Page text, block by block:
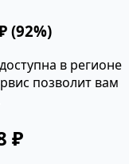
(92%)
в регионе
позволит вам
₽